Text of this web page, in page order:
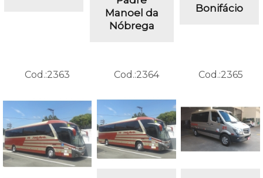
Manoel da
Nóbrega
Bonifácio
Cod.:2363 Cod.:2364 Cod.:2365